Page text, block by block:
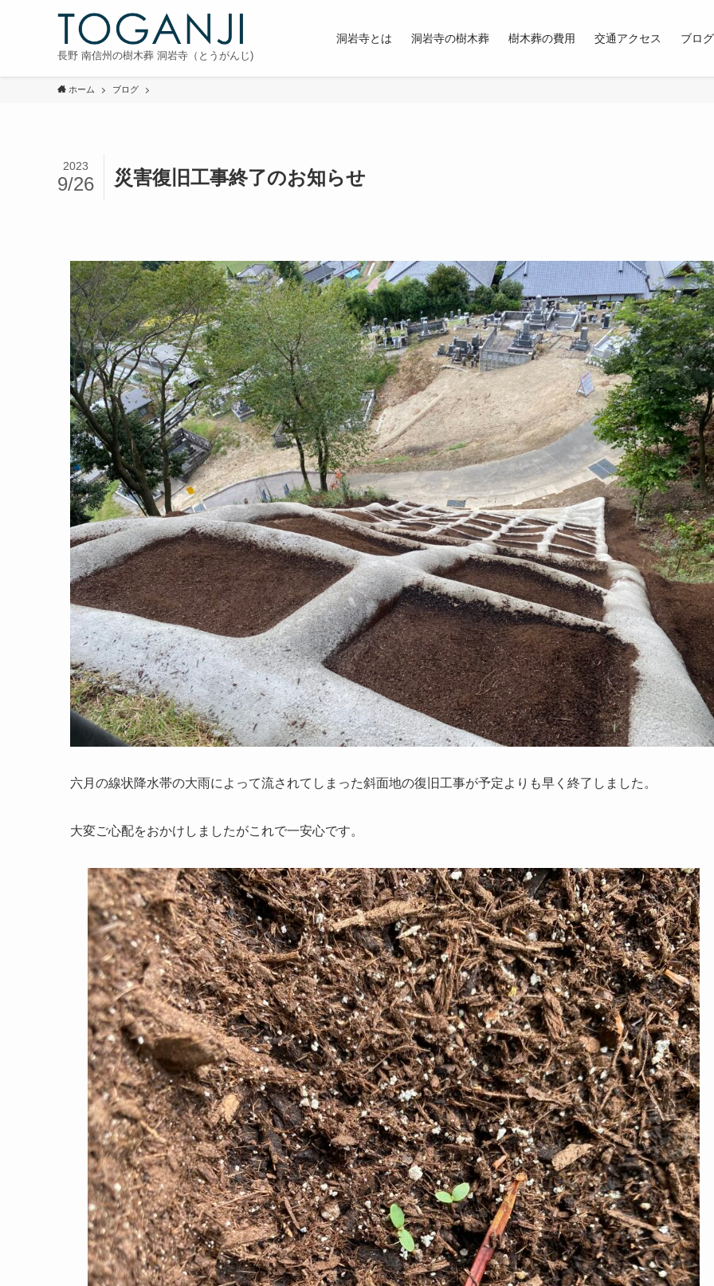
長野 南信州の樹木葬 洞岩寺（とうがんじ)
洞岩寺とは 洞岩寺の樹木葬 樹木葬の費用 交通アクセス ブログ
ホーム ブログ
災害復旧工事終了のお知らせ
2023
9/26
六月の線状降水帯の大雨によって流されてしまった斜面地の復旧工事が予定よりも早く終了しました。
大変ご心配をおかけしましたがこれで一安心です。